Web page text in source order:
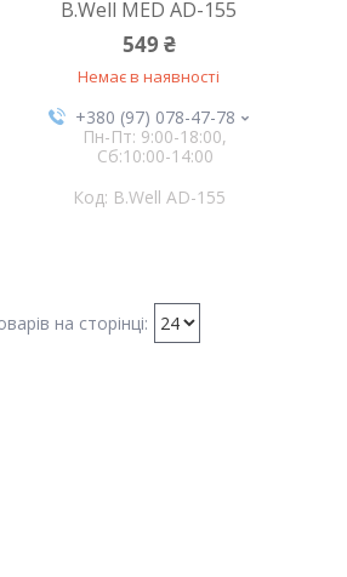
B.Well MED AD-155
549 ₴
Немає в наявності
+380 (97) 078-47-78
Пн-Пт: 9:00-18:00,
Сб:10:00-14:00
B.Well AD-155